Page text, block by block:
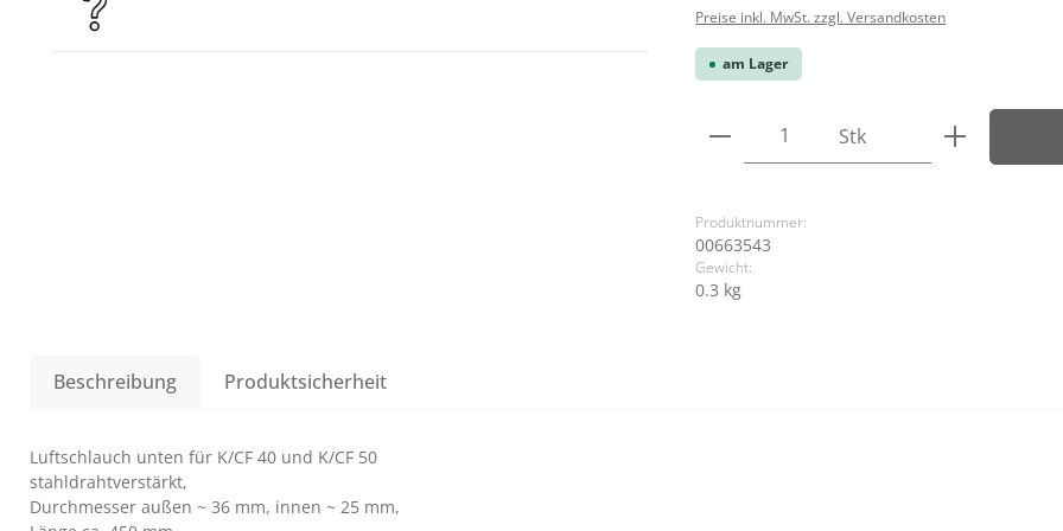
Preise inkl. MwSt. zzgl. Versandkosten
am Lager
Produkt Anzahl: Gib den
Stk
Produktnummer:
00663543
Gewicht:
0.3 kg
Beschreibung Produktsicherheit
Luftschlauch unten für K/CF 40 und K/CF 50
stahldrahtverstärkt,
Durchmesser außen ~ 36 mm, innen ~ 25 mm,